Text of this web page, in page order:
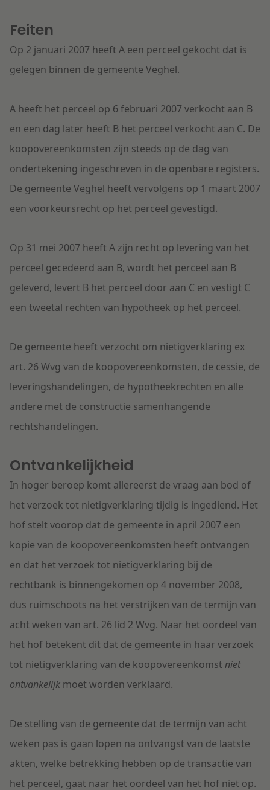
Feiten
Op 2 januari 2007 heeft A een perceel gekocht dat is
gelegen binnen de gemeente Veghel.
A heeft het perceel op 6 februari 2007 verkocht aan B
en een dag later heeft B het perceel verkocht aan C. De
koopovereenkomsten zijn steeds op de dag van
ondertekening ingeschreven in de openbare registers.
De gemeente Veghel heeft vervolgens op 1 maart 2007
een voorkeursrecht op het perceel gevestigd.
Op 31 mei 2007 heeft A zijn recht op levering van het
perceel gecedeerd aan B, wordt het perceel aan B
geleverd, levert B het perceel door aan C en vestigt C
een tweetal rechten van hypotheek op het perceel.
De gemeente heeft verzocht om nietigverklaring ex
art. 26 Wvg van de koopovereenkomsten, de cessie, de
leveringshandelingen, de hypotheekrechten en alle
andere met de constructie samenhangende
rechtshandelingen.
Ontvankelijkheid
In hoger beroep komt allereerst de vraag aan bod of
het verzoek tot nietigverklaring tijdig is ingediend. Het
hof stelt voorop dat de gemeente in april 2007 een
kopie van de koopovereenkomsten heeft ontvangen
en dat het verzoek tot nietigverklaring bij de
rechtbank is binnengekomen op 4 november 2008,
dus ruimschoots na het verstrijken van de termijn van
acht weken van art. 26 lid 2 Wvg. Naar het oordeel van
het hof betekent dit dat de gemeente in haar verzoek
tot nietigverklaring van de koopovereenkomst niet
ontvankelijk moet worden verklaard.
De stelling van de gemeente dat de termijn van acht
weken pas is gaan lopen na ontvangst van de laatste
akten, welke betrekking hebben op de transactie van
het perceel, gaat naar het oordeel van het hof niet op.